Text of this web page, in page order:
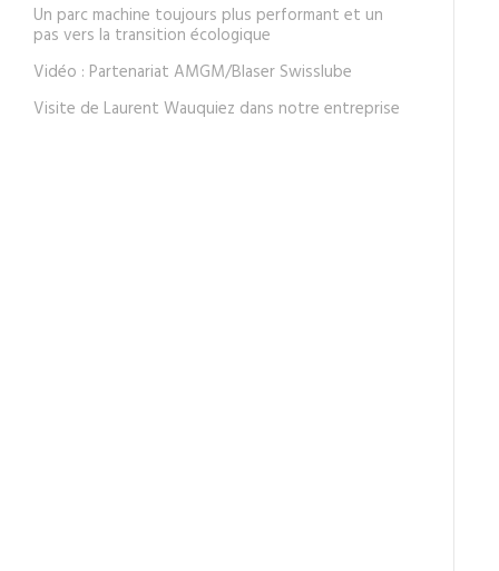
Un parc machine toujours plus performant et un
pas vers la transition écologique
Vidéo : Partenariat AMGM/Blaser Swisslube
Visite de Laurent Wauquiez dans notre entreprise